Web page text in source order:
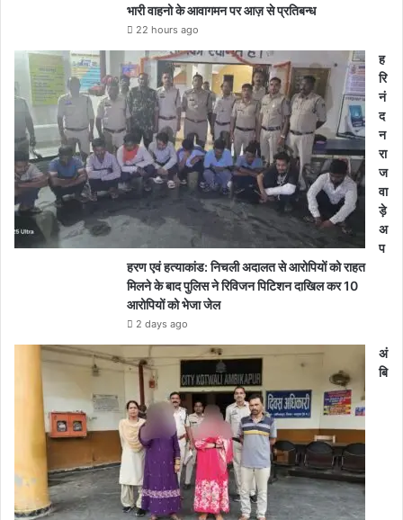
भारी वाहनो के आवागमन पर आज़ से प्रतिबन्ध
22 hours ago
ह
रि
नं
द
न
रा
ज
वा
ड़े
अ
प
हरण एवं हत्याकांड: निचली अदालत से आरोपियों को राहत
मिलने के बाद पुलिस ने रिविजन पिटिशन दाखिल कर 10
आरोपियों को भेजा जेल
2 days ago
अं
बि